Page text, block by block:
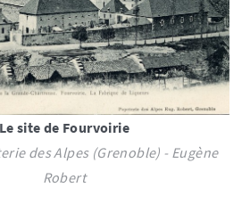
Le site de Fourvoirie
des Alpes (Grenoble) - Eugène
Robert